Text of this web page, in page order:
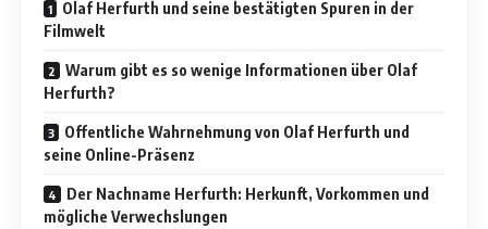
Olaf Herfurth und seine bestätigten Spuren in der
Filmwelt
Warum gibt es so wenige Informationen über Olaf
Herfurth?
Offentliche Wahrnehmung von Olaf Herfurth und
seine Online-Präsenz
Der Nachname Herfurth: Herkunft, Vorkommen und
mögliche Verwechslungen